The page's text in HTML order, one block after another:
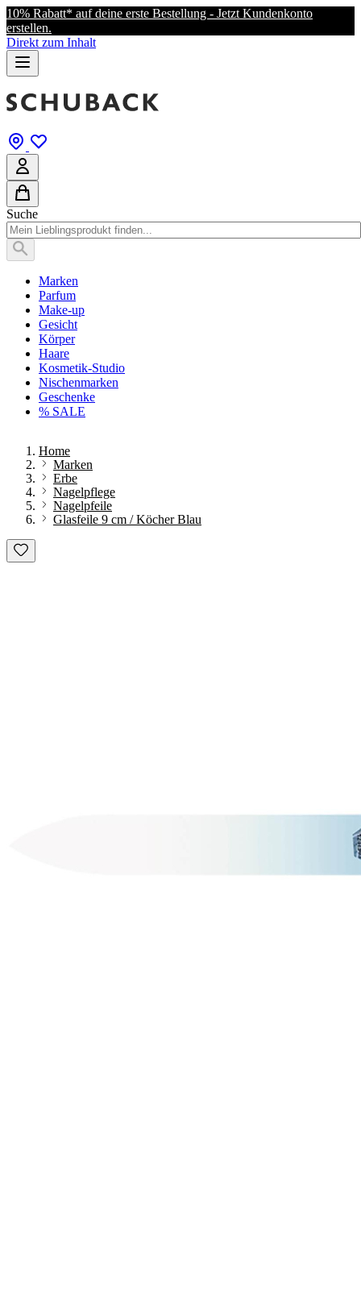
10% Rabatt* auf deine erste Bestellung - Jetzt Kundenkonto
erstellen.
Direkt zum Inhalt
Suche
Marken
Parfum
Make-up
Gesicht
Körper
Haare
Kosmetik-Studio
Nischenmarken
Geschenke
% SALE
Home
Marken
Erbe
Nagelpflege
Nagelpfeile
Glasfeile 9 cm / Köcher Blau